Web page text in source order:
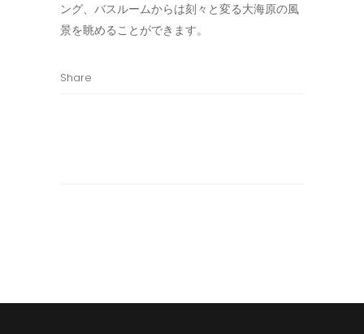
ング、バスルームからは刻々と変る大海原の風
景を眺めることができます。
Share